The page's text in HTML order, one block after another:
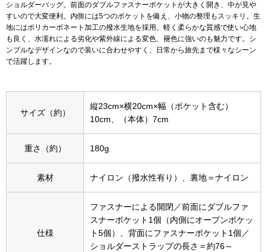
アクセサリー
その他
ブーツ
サンダル
ショルダーバッグ。前面のダブルファスナーポケットが大きく開き、中が見や
すいので大変便利。内側には5つのポケットを備え、小物の整理もスッキリ。生
地にはポリカーボネート加工の撥水生地を採用。軽く柔らかな質感で使い心地
も良く、水濡れによる劣化や紫外線による変色、褪色に強いのも魅力です。シ
ンプルなデザインなので装いに合わせやすく、日常から旅先まで様々なシーン
で活躍します。
サイズ（約）
縦23cm×横20cm×幅（ポケット含む）
10cm、（本体）7cm
重さ（約） 180g
素材 ナイロン（撥水性有り）、裏地＝ナイロン
仕様
ファスナーによる開閉／前面にダブルファ
スナーポケット1個（内側にオープンポケッ
ト5個）、背面にファスナーポケット1個／
ショルダーストラップの長さ＝約76～